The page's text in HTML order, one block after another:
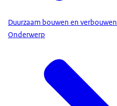
Duurzaam bouwen en verbouwen
Onderwerp